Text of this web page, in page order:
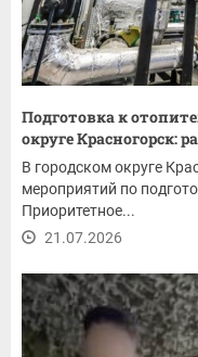
Подготовка к
округе Красногорск:
В городском округе
мероприятий по
Приоритетное...
21.07.2026